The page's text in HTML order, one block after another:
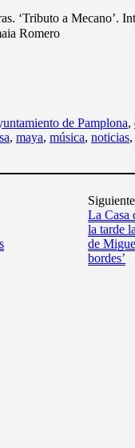
‘Tributo a Mecano’.
Romero
de Pamplona,
, maya, música, noticias,
La Casa
la tarde
de
bordes’